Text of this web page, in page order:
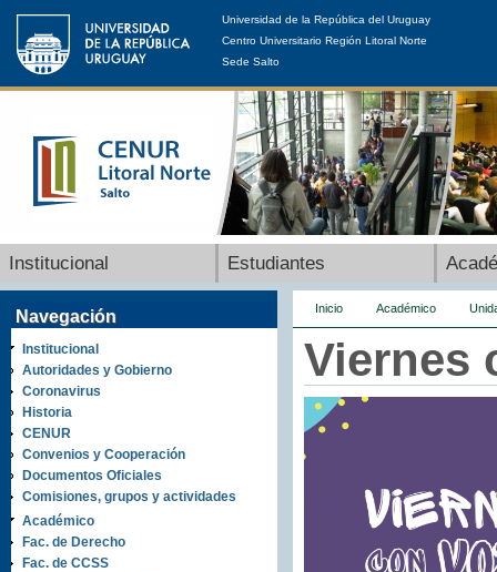
Universidad de la República del Uruguay
Centro Universitario Región Litoral Norte
Sede Salto
Institucional Estudiantes
Navegación
Institucional
Autoridades y Gobierno
Coronavirus
Historia
CENUR
Convenios y Cooperación
Documentos Oficiales
Comisiones, grupos y actividades
Académico
Fac. de Derecho
Fac. de CCSS
Inicio Académico
Viernes